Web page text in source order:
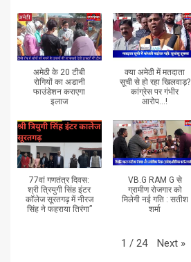
अमेठी के 20 टीबी
रोगियों का अडानी
फाउंडेशन कराएगा
इलाज
क्या अमेठी में मतदाता
सूची से हो रहा खिलवाड़?
कांग्रेस पर गंभीर
आरोप...!
77वां गणतंत्र दिवस:
श्री त्रियुगी सिंह इंटर
कॉलेज सूरतगढ़ में नीरज
सिंह ने फहराया तिरंगा”
VB.G RAM G से
ग्रामीण रोजगार को
मिलेगी नई गति : सतीश
शर्मा
1 / 24 Next »